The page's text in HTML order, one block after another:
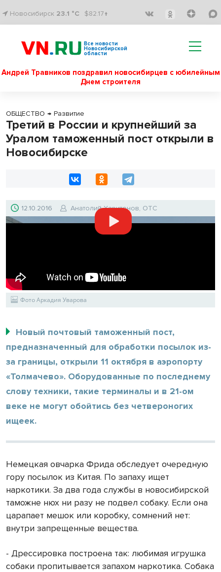
Новосибирск 23.1 °C $82.17↑
Все новости
Новосибирской
области
Андрей Травников поздравил новосибирцев с юбилейным
Днем строителя
ОБЩЕСТВО → Развитие
Третий в России и крупнейший за
Уралом таможенный пост открыли в
Новосибирске
12.10.2016 Анатолий Харитонов, ОТС
Фото Аркадия Уварова
Новый почтовый таможенный пост,
предназначенный для обработки посылок из-
за границы, открыли 11 октября в аэропорту
«Толмачево». Оборудованные по последнему
слову техники, такие терминалы и в 21-ом
веке не могут обойтись без четвероногих
ищеек.
Немецкая овчарка Фрида обследует очередную
гору посылок из Китая. По запаху ищет
наркотики. За два года службы в новосибирской
таможне нюх ни разу не подвел собаку. Если она
царапает мешок или коробку, сомнений нет:
внутри запрещенные вещества.
- Дрессировка построена так: любимая игрушка
собаки пропитывается запахом наркотика. Собака